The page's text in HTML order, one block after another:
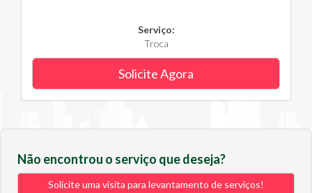
Serviço:
Troca
Solicite Agora
Não encontrou o serviço que deseja?
Solicite uma visita para levantamento de serviços!